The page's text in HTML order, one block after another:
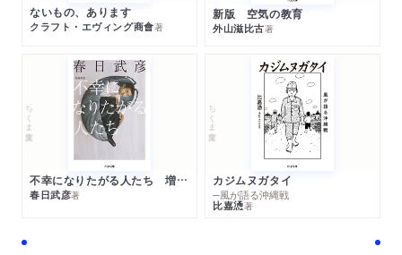
ないもの、あります
クラフト・エヴィング商會著
新版 空気の教育
外山滋比古著
ちくま文庫
不幸になりたがる人たち 増補新版
春日武彦著
ちくま文庫
カジムヌガタイ
─風が語る沖縄戦
比嘉慂著